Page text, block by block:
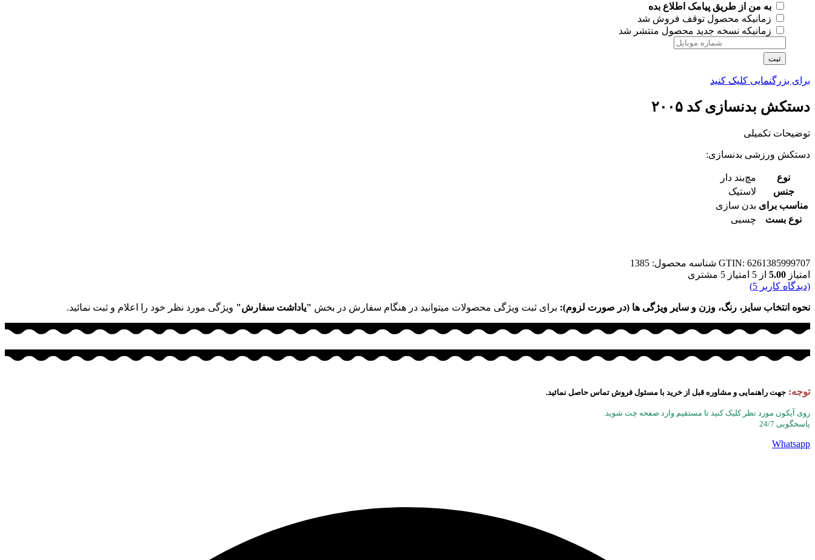
به من از طریق پیامک اطلاع بده
زمانیکه محصول توقف فروش شد
زمانیکه نسخه جدید محصول منتشر شد
ثبت
برای بزرگنمایی کلیک کنید
دستکش بدنسازی کد ۲۰۰۵
توضیحات تکمیلی
دستکش ورزشی بدنسازی:
نوع
مچ‌بند دار
جنس
لاستیک
مناسب برای بدن سازی
نوع بست
چسبی
GTIN: 6261385999707 شناسه محصول: 1385
امتیاز 5.00 از 5 امتیاز 5 مشتری
(دیدگاه کاربر 5
)
نحوه انتخاب سایز، رنگ، وزن و سایر ویژگی ها (در صورت لزوم): برای ثبت ویژگی محصولات میتوانید در هنگام سفارش در بخش "یاداشت سفارش" ویژگی مورد نظر خود را اعلام و ثبت نمائید.
توجه: جهت راهنمایی و مشاوره قبل از خرید با مسئول فروش تماس حاصل نمائید.
روی آیکون مورد نظر کلیک کنید تا مستقیم وارد صفحه چت شوید.
پاسخگویی 24/7
Whatsapp